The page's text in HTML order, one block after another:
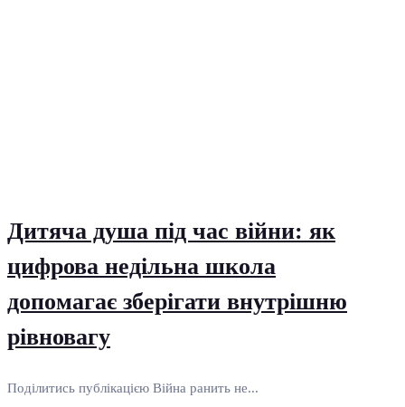
Дитяча душа під час війни: як
цифрова недільна школа
допомагає зберігати внутрішню
рівновагу
Поділитись публікацією Війна ранить не...